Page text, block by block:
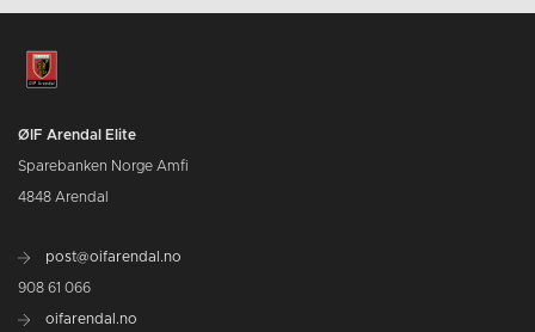
ØIF Arendal Elite
Sparebanken Norge Amfi
4848 Arendal
post@oifarendal.no
908 61 066
oifarendal.no